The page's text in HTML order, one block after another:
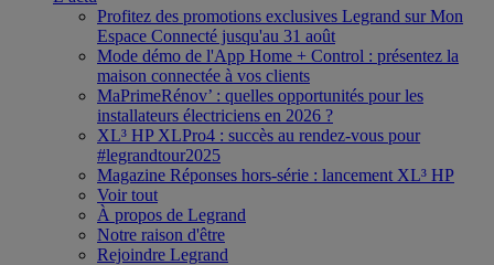
Profitez des promotions exclusives Legrand sur Mon
Espace Connecté jusqu'au 31 août
Mode démo de l'App Home + Control : présentez la
maison connectée à vos clients
MaPrimeRénov’ : quelles opportunités pour les
installateurs électriciens en 2026 ?
XL³ HP XLPro4 : succès au rendez-vous pour
#legrandtour2025
Magazine Réponses hors-série : lancement XL³ HP
Voir tout
À propos de Legrand
Notre raison d'être
Rejoindre Legrand